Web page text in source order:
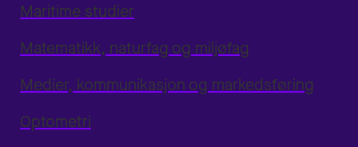
Maritime studier
Matematikk, naturfag og miljøfag
Medier, kommunikasjon og markedsføring
Optometri